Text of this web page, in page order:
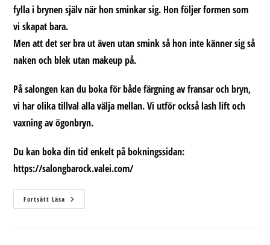
fylla i brynen själv när hon sminkar sig. Hon följer formen som
vi skapat bara.
Men att det ser bra ut även utan smink så hon inte känner sig så
naken och blek utan makeup på.
På salongen kan du boka för både färgning av fransar och bryn,
vi har olika tillval alla välja mellan. Vi utför också lash lift och
vaxning av ögonbryn.
Du kan boka din tid enkelt på bokningssidan:
https://salongbarock.valei.com/
Fortsätt Läsa Ögonbryn
2.0